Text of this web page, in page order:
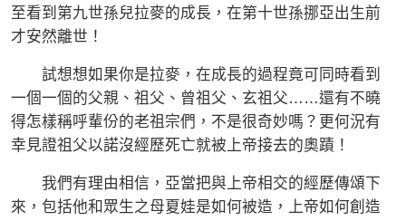
至看到第九世孫兒拉麥的成長，在第十世孫挪亞出生前
才安然離世！
試想想如果你是拉麥，在成長的過程竟可同時看到
一個一個的父親、祖父、曾祖父、玄祖父……還有不曉
得怎樣稱呼輩份的老祖宗們，不是很奇妙嗎？更何況有
幸見證祖父以諾沒經歷死亡就被上帝接去的奧蹟！
我們有理由相信，亞當把與上帝相交的經歷傳頌下
來，包括他和眾生之母夏娃是如何被造，上帝如何創造